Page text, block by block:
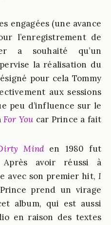
engagées (une avance
l’enregistrement de
a souhaité qu’un
la réalisation du
pour cela Tommy
aux sessions
peu d’influence sur le
For You car Prince a fait
Minden 1980 fut
Après avoir réussi à
avec son premier hit, I
prend un virage
album, qui est aussi
en raison des textes